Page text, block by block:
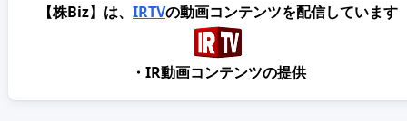
【株Biz】は、 IRTVの動画コンテンツを配信しています
・IR動画コンテンツの提供